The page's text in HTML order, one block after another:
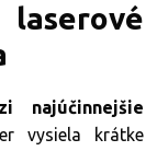
najúčinnejšie
vysiela krátke